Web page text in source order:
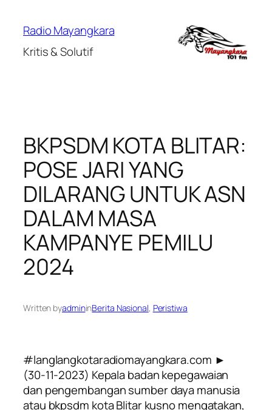
Radio Mayangkara
Kritis & Solutif
BKPSDM KOTA BLITAR:
POSE JARI YANG
DILARANG UNTUK ASN
DALAM MASA
KAMPANYE PEMILU
2024
Written byadmininBerita Nasional, Peristiwa
#langlangkotaradiomayangkara.com ►
(30-11-2023) Kepala badan kepegawaian
dan pengembangan sumber daya manusia
atau bkpsdm kota Blitar kusno mengatakan,